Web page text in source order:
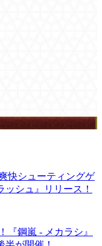
快シューティングゲ
シュ』リリース！
『鋼嵐 - メカラシ』